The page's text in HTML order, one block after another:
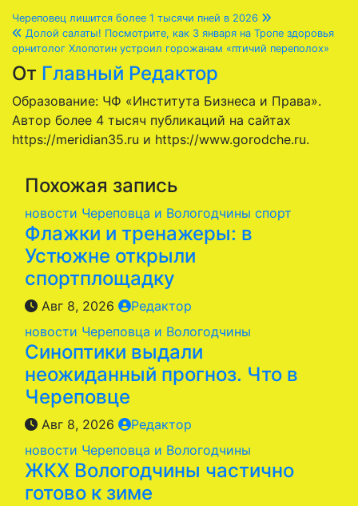
Навигация
по
записям
Череповец лишится более 1 тысячи пней в 2026
Долой салаты! Посмотрите, как 3 января на Тропе здоровья
орнитолог Хлопотин устроил горожанам «птичий переполох»
От Главный Редактор
Образование: ЧФ «Института Бизнеса и Права».
Автор более 4 тысяч публикаций на сайтах
https://meridian35.ru и https://www.gorodche.ru.
Похожая запись
новости Череповца и Вологодчины спорт
Флажки и тренажеры: в
Устюжне открыли
спортплощадку
Авг 8, 2026
Редактор
новости Череповца и Вологодчины
Синоптики выдали
неожиданный прогноз. Что в
Череповце
Авг 8, 2026
Редактор
новости Череповца и Вологодчины
ЖКХ Вологодчины частично
готово к зиме